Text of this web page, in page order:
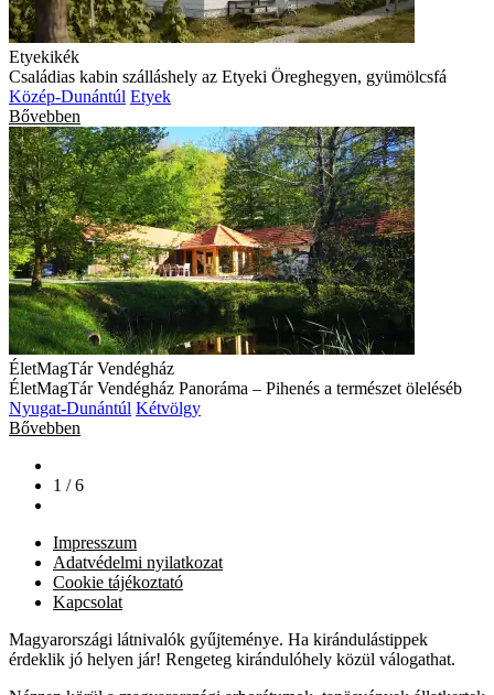
Etyekikék
Családias kabin szálláshely az Etyeki Öreghegyen, gyümölcsfá
Közép-Dunántúl Etyek
Bővebben
ÉletMagTár Vendégház
ÉletMagTár Vendégház Panoráma – Pihenés a természet öleléséb
Nyugat-Dunántúl Kétvölgy
Bővebben
1 / 6
Impresszum
Adatvédelmi nyilatkozat
Cookie tájékoztató
Kapcsolat
Magyarországi látnivalók gyűjteménye. Ha kirándulástippek
érdeklik jó helyen jár! Rengeteg kirándulóhely közül válogathat.